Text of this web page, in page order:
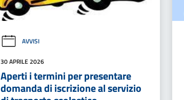
AVVISI
30 APRILE 2026
Aperti i termini per presentare
domanda di iscrizione al servizio